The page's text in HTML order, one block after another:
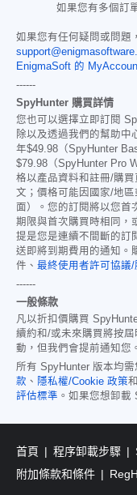
如果您有多個訂
如果您有任何疑問或問題
EnigmaSoft 的
------
SpyHunter 購買詳情
您也可以選擇立即訂閱
除以及透過我們的幫助中
年$49.98 （SpyHunter
$79.98 （SpyHunter Pro
格以產品資料和註冊/購
文；價格可能因國家/地
面）。您的訂閱將以您首
期限與首次購買時相同，
提是您是連續不間斷的訂
送即將到期費用的通知。
件、 最終使用者許可協議/
------
一般條款
凡以折扣價購買
續約和/或未來購買將按
動，但我們會提前通知您。
所有 SpyHunter 版本均需
款 、 隱私權/Cookie 政策和
評估標準 。如果您想卸載
首頁 程序卸載步驟
附加條款和條件